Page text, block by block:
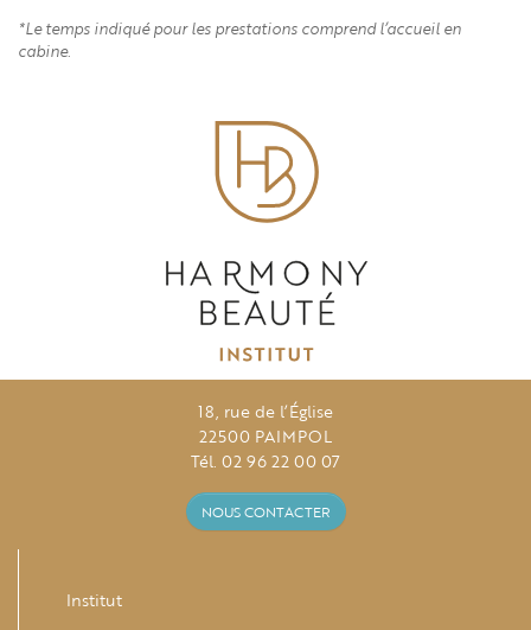
*Le temps indiqué pour les prestations comprend l’accueil en
cabine.
18, rue de l’Église
22500 PAIMPOL
Tél. 02 96 22 00 07
NOUS CONTACTER
Institut